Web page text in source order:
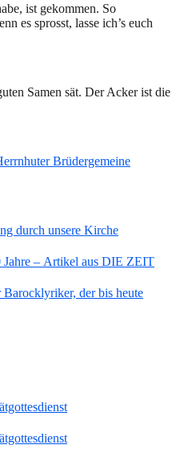
ist gekommen. So
es sprosst, lasse ich’s euch
Samen sät. Der Acker ist die
Brüdergemeine
durch unsere Kirche
– Artikel aus DIE ZEIT
der bis heute